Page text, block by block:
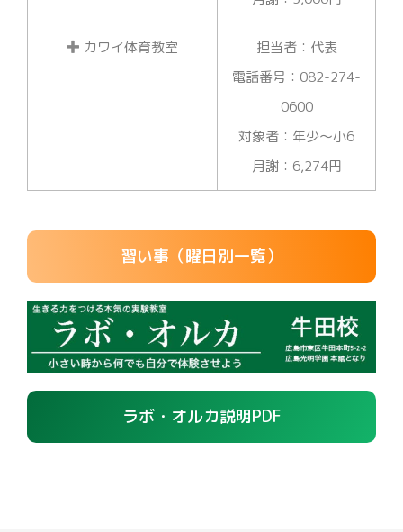
カワイ体育教室
担当者：代表
電話番号：082-274-
0600
対象者：年少～小6
月謝：6,274円
習い事（曜日別一覧）
ラボ・オルカ説明PDF